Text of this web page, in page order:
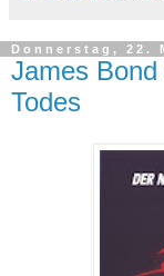
Donnerstag, 22.
James
Todes